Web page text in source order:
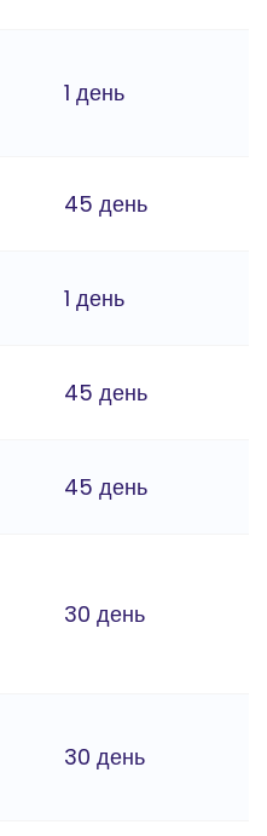
1 день
45 день
1 день
45 день
45 день
30 день
30 день